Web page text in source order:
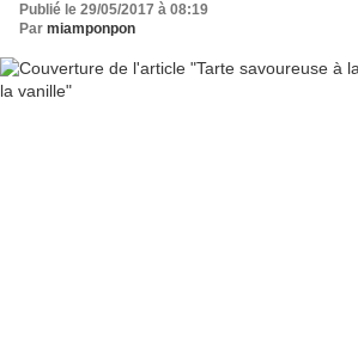
Publié le 29/05/2017 à 08:19
Par miamponpon